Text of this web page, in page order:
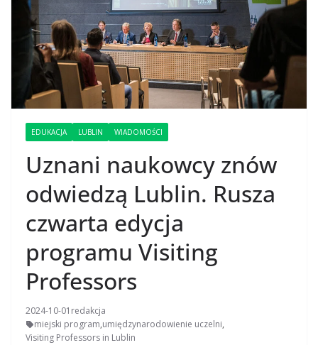
EDUKACJA LUBLIN WIADOMOŚCI
Uznani naukowcy znów
odwiedzą Lublin. Rusza
czwarta edycja
programu Visiting
Professors
2024-10-01 redakcja
miejski program,umiędzynarodowienie uczelni,
Visiting Professors in Lublin